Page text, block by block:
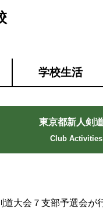
学校生活
東京都新人剣
大会７支部予選会が